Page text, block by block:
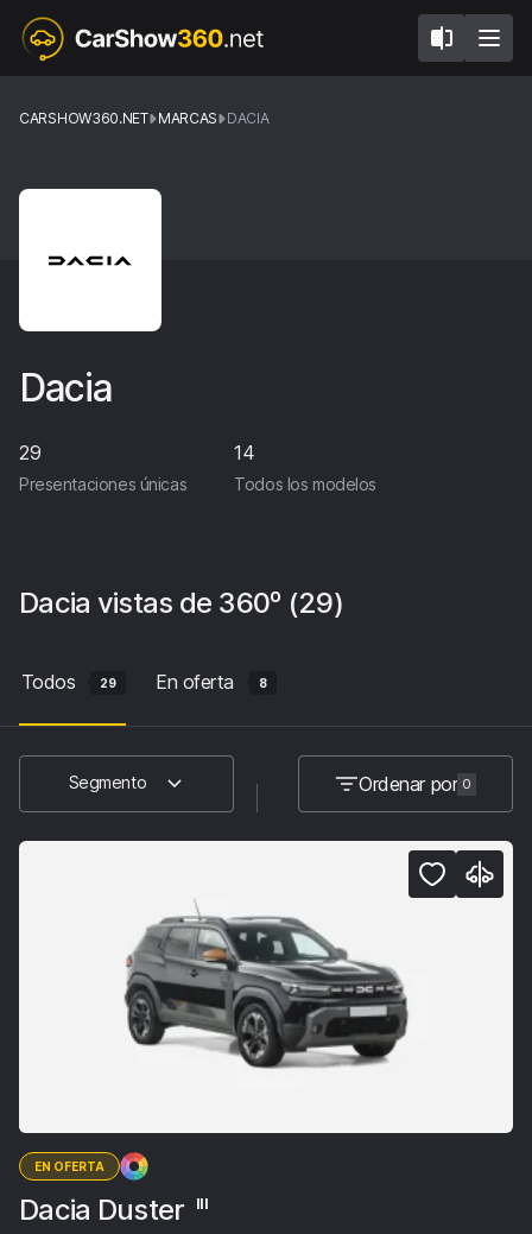
CARSHOW360.NET MARCAS DACIA
Dacia
29
Presentaciones únicas
14
Todos los modelos
Dacia vistas de 360º (29)
Todos 29 En oferta 8
Segmento Ordenar por 0
EN OFERTA
Dacia Duster III